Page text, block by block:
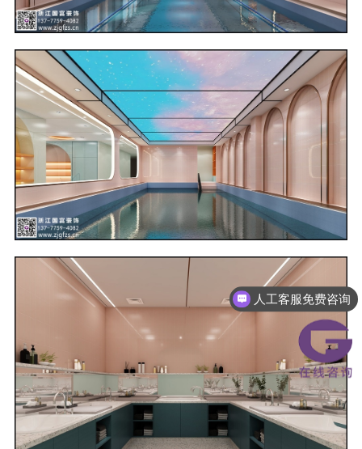
人工客服免费咨询